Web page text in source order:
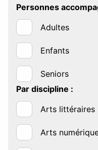
Personnes
Adultes
Enfants
Seniors
Par discipline :
Arts littéraires
Arts